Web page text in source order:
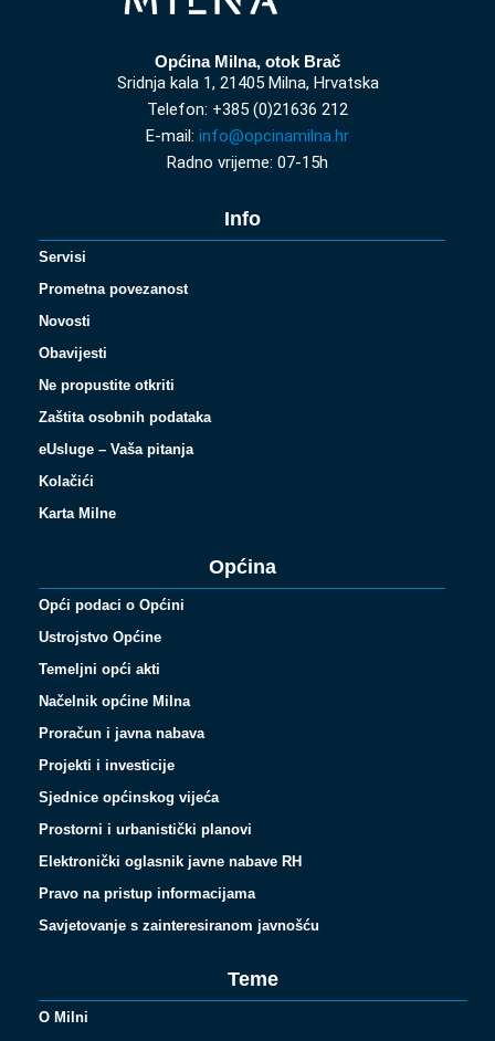
Općina Milna, otok Brač
Sridnja kala 1, 21405 Milna, Hrvatska
Telefon: +385 (0)21636 212
E-mail: info@opcinamilna.hr
Radno vrijeme: 07-15h
Info
Servisi
Prometna povezanost
Novosti
Obavijesti
Ne propustite otkriti
Zaštita osobnih podataka
eUsluge – Vaša pitanja
Kolačići
Karta Milne
Općina
Opći podaci o Općini
Ustrojstvo Općine
Temeljni opći akti
Načelnik općine Milna
Proračun i javna nabava
Projekti i investicije
Sjednice općinskog vijeća
Prostorni i urbanistički planovi
Elektronički oglasnik javne nabave RH
Pravo na pristup informacijama
Savjetovanje s zainteresiranom javnošću
Teme
O Milni